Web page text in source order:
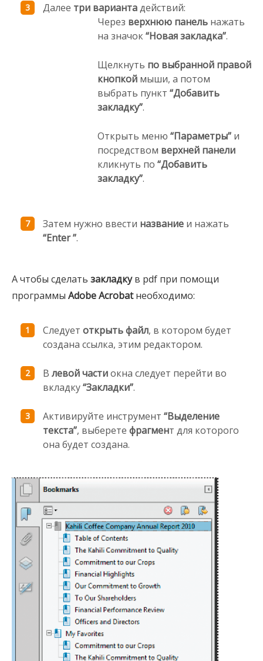
Далее три вариантадействий:
Через верхнюю панель нажать
на значок“Новая закладка”.
Щелкнуть по выбранной правой
кнопкой мыши, а потом
выбрать пункт “Добавить
закладку”.
Открыть меню “Параметры” и
посредством верхней панели
кликнуть по “Добавить
закладку”.
Затем нужно ввести название и нажать
“Enter ”.
А чтобы сделать закладкув pdf при помощи
программы Adobe Acrobatнеобходимо:
Следует открыть файл, в котором будет
создана ссылка, этим редактором.
В левой частиокна следует перейти во
вкладку“Закладки”.
Активируйте инструмент “Выделение
текста”, выберете фрагмент для которого
она будет создана.